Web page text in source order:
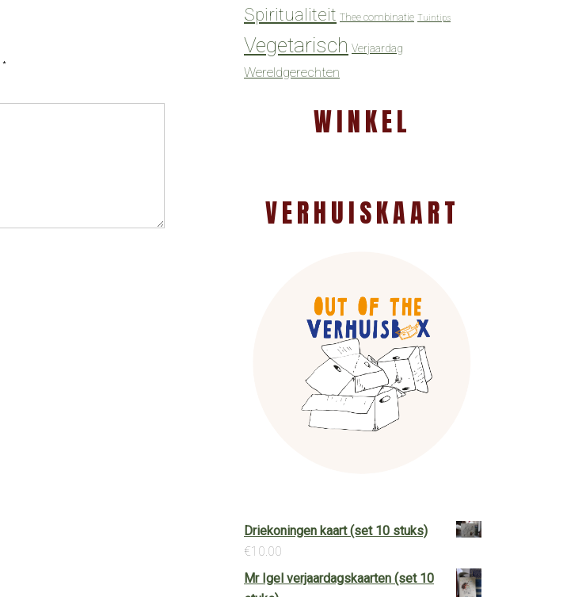
*
Spiritualiteit Thee combinatie Tuintips
Vegetarisch Verjaardag
Wereldgerechten
WINKEL
VERHUISKAART
Driekoningen kaart (set 10 stuks)
€10.00
Mr Igel verjaardagskaarten (set 10